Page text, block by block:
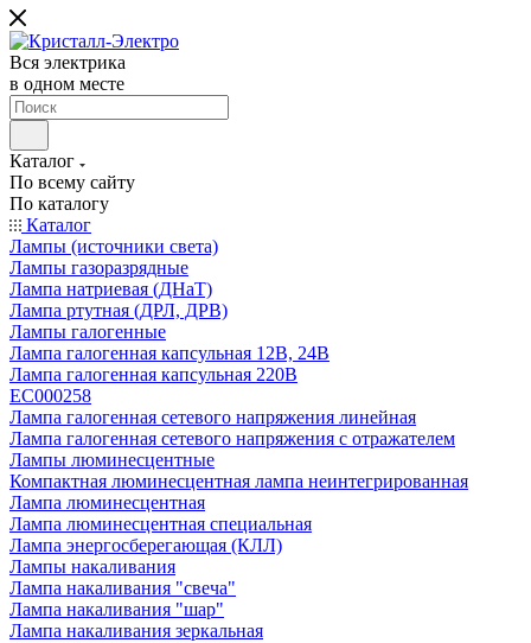
Вся электрика
в одном месте
Каталог
По всему сайту
По каталогу
Каталог
Лампы (источники света)
Лампы газоразрядные
Лампа натриевая (ДНаТ)
Лампа ртутная (ДРЛ, ДРВ)
Лампы галогенные
Лампа галогенная капсульная 12В, 24В
Лампа галогенная капсульная 220В
EC000258
Лампа галогенная сетевого напряжения линейная
Лампа галогенная сетевого напряжения с отражателем
Лампы люминесцентные
Компактная люминесцентная лампа неинтегрированная
Лампа люминесцентная
Лампа люминесцентная специальная
Лампа энергосберегающая (КЛЛ)
Лампы накаливания
Лампа накаливания "свеча"
Лампа накаливания "шар"
Лампа накаливания зеркальная